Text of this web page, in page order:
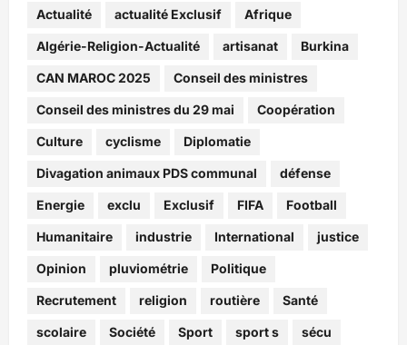
Actualité actualité Exclusif Afrique
Algérie-Religion-Actualité artisanat Burkina
CAN MAROC 2025 Conseil des ministres
Conseil des ministres du 29 mai Coopération
Culture cyclisme Diplomatie
Divagation animaux PDS communal défense
Energie exclu Exclusif FIFA Football
Humanitaire industrie International justice
Opinion pluviométrie Politique
Recrutement religion routière Santé
scolaire Société Sport sport s sécu